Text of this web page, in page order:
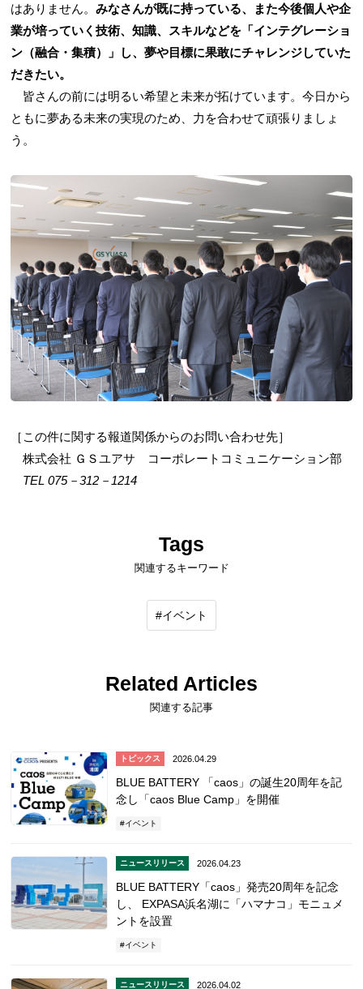
はありません。みなさんが既に持っている、また今後個人や企
業が培っていく技術、知識、スキルなどを「インテグレーショ
ン（融合・集積）」し、夢や目標に果敢にチャレンジしていた
だきたい。
皆さんの前には明るい希望と未来が拓けています。今日から
ともに夢ある未来の実現のため、力を合わせて頑張りましょ
う。
［この件に関する報道関係からのお問い合わせ先］
株式会社 ＧＳユアサ コーポレートコミュニケーション部
TEL 075－312－1214
Tags
関連するキーワード
イベント
Related Articles
関連する記事
トピックス 2026.04.29
BLUE BATTERY 「caos」の誕生20周年を記
念し「caos Blue Camp」を開催
イベント
ニュースリリース 2026.04.23
BLUE BATTERY「caos」発売20周年を記念
し、 EXPASA浜名湖に「ハマナコ」モニュメ
ントを設置
イベント
ニュースリリース 2026.04.02